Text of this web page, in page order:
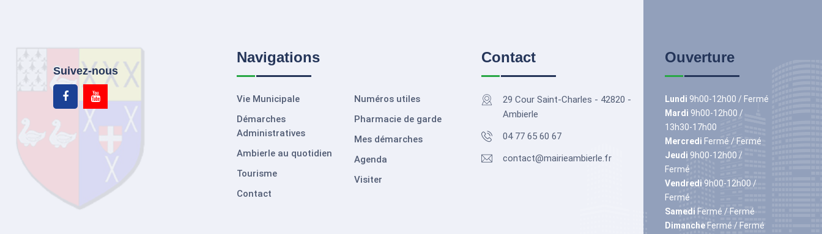
Suivez-nous
Navigations
Vie Municipale
Démarches
Administratives
Ambierle au quotidien
Tourisme
Contact
Numéros utiles
Pharmacie de garde
Mes démarches
Agenda
Visiter
Contact
29 Cour Saint-Charles - 42820 -
Ambierle
04 77 65 60 67
contact@mairieambierle.fr
Ouverture
Lundi 9h00-12h00 / Fermé
Mardi 9h00-12h00 /
13h30-17h00
Mercredi Fermé / Fermé
Jeudi 9h00-12h00 /
Fermé
Vendredi 9h00-12h00 /
Fermé
Samedi Fermé / Fermé
Dimanche Fermé / Fermé